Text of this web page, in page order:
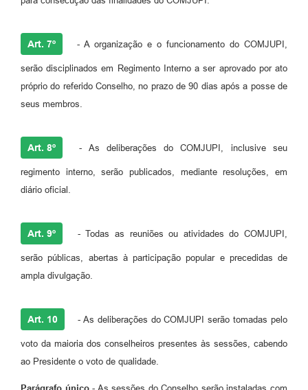
Art. 7º - A organização e o funcionamento do COMJUPI,
serão disciplinados em Regimento Interno a ser aprovado por ato
próprio do referido Conselho, no prazo de 90 dias após a posse de
seus membros.
Art. 8º - As deliberações do COMJUPI, inclusive seu
regimento interno, serão publicados, mediante resoluções, em
diário oficial.
Art. 9º - Todas as reuniões ou atividades do COMJUPI,
serão públicas, abertas à participação popular e precedidas de
ampla divulgação.
Art. 10 - As deliberações do COMJUPI serão tomadas pelo
voto da maioria dos conselheiros presentes às sessões, cabendo
ao Presidente o voto de qualidade.